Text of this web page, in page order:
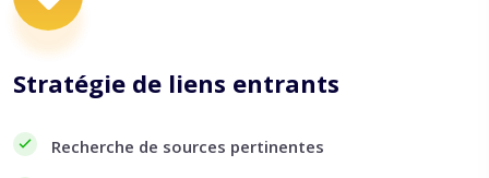
Stratégie de liens entrants
Recherche de sources pertinentes